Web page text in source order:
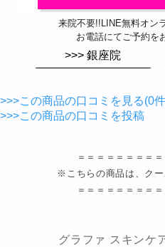
来院不要!!LINE無料オン
お電話にてご予約を
>>> 銀座院
>>>この商品の口コミを見る(0
>>>この商品の口コミを投稿
＝＝＝＝＝＝＝＝
※こちらの商品は、クー
＝＝＝＝＝＝＝＝
グラファ スキンケ